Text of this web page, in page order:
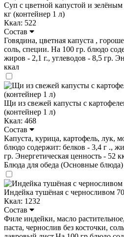
Суп с цветной капустой и
кг (контейнер 1 л)
Ккал: 522
Состав
Говядина, цветная капуста ,
соль, специи. На 100 гр. блюдо
жиров - 2,1 г., углеводов - 8,5 гр.
ккал
Щи из свежей капусты с
(контейнер 1 л)
Ккал: 468
Состав
Капуста, курица, картофель, лук,
блюдо содержит: белков - 3,4 г .,
гр. Энергетическая ценность - 52
Блюда для обеда (Основные блюда)
Индейка тушёная с черносливом
Ккал: 1232
Состав
Филе индейки, масло
паста, чернослив без косточки,